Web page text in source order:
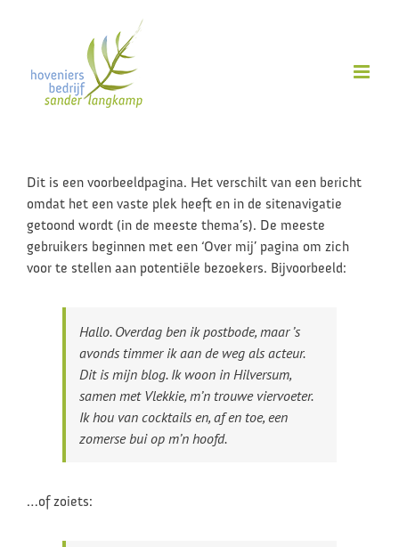
Dit is een voorbeeldpagina. Het verschilt van een bericht
omdat het een vaste plek heeft en in de sitenavigatie
getoond wordt (in de meeste thema’s). De meeste
gebruikers beginnen met een ‘Over mij’ pagina om zich
voor te stellen aan potentiële bezoekers. Bijvoorbeeld:
Hallo. Overdag ben ik postbode, maar ’s
avonds timmer ik aan de weg als acteur.
Dit is mijn blog. Ik woon in Hilversum,
samen met Vlekkie, m’n trouwe viervoeter.
Ik hou van cocktails en, af en toe, een
zomerse bui op m’n hoofd.
…of zoiets: